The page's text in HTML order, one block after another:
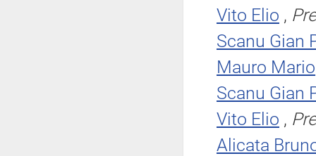
Vito Elio ,
Scanu Gian
Mauro Mario
Scanu Gian
Vito Elio ,
Alicata